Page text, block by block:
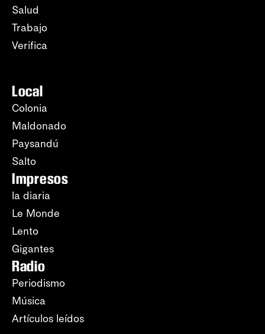
Salud
Trabajo
Verifica
Local
Colonia
Maldonado
Paysandú
Salto
Impresos
la diaria
Le Monde
Lento
Gigantes
Radio
Periodismo
Música
Artículos leídos